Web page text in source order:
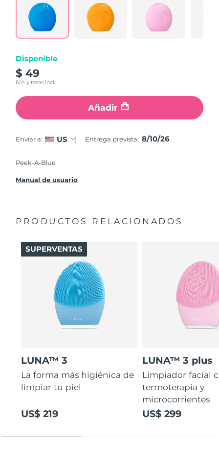
Disponible
$ 49
IVA y tasas incl.
Añadir
Enviar a: US Entrega prevista: 8/10/26
Peek-A-Blue
Manual de usuario
PRODUCTOS RELACIONADOS
LUNA™ 3
La forma más higiénica de
limpiar tu piel
US$ 219
SUPERVENTAS
LUNA™ 3 plus
Limpiador facial
termoterapia y
microcorrientes
US$ 299